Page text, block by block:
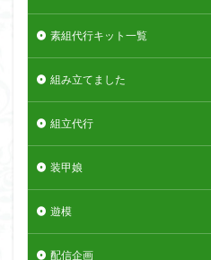
素組代行キット一覧
組み立てました
組立代行
装甲娘
遊模
配信企画